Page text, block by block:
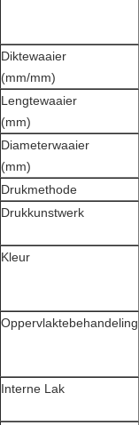
Diktewaaier
(mm/mm)
Lengtewaaier
(mm)
Diameterwaaier
(mm)
Drukmethode
Drukkunstwerk
Kleur
Oppervlaktebehandeling
Interne Lak